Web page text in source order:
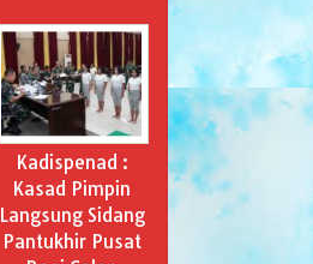
Kadispenad :
Kasad Pimpin
Langsung Sidang
Pantukhir Pusat